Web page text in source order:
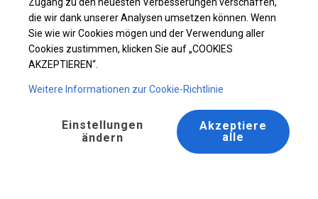
die wir dank unserer Analysen umsetzen können. Wenn
Sie wie wir Cookies mögen und der Verwendung aller
Cookies zustimmen, klicken Sie auf „COOKIES
AKZEPTIEREN“.
Weitere Informationen zur Cookie-Richtlinie
Einstellungen
ändern
Akzeptiere
alle